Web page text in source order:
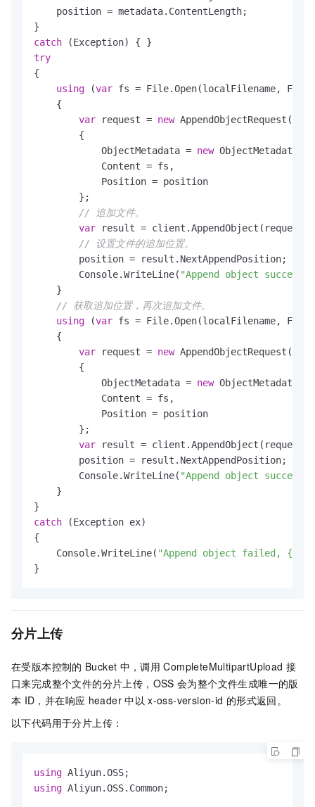
    position = metadata.ContentLength;
catch
try
{
using (var fs = File.Open(localFilename,
    {
var request = new
        {
            ObjectMetadata =
new ObjectMetadata(),
            Content = fs,
            Position = position
        };
// 追加文件。
var result = client.AppendObject(request);
// 设置文件的追加位置。
        position = result.NextAppendPosition;
        Console.WriteLine(
"Append object
    }
// 获取追加位置，再次追加文件。
using (var fs = File.Open(localFilename,
    {
var request = new
        {
            ObjectMetadata =
new ObjectMetadata(),
            Content = fs,
            Position = position
        };
var result = client.AppendObject(request);
        position = result.NextAppendPosition;
        Console.WriteLine(
"Append object
    }
catch (Exception ex)
{
    Console.WriteLine(
"Append object failed, {0}"
}
分片上传
在受版本控制的 Bucket 中，调用 CompleteMultipartUpload 接
口来完成整个文件的分片上传，OSS 会为整个文件生成唯一的版
本 ID，并在响应 header 中以 x-oss-version-id 的形式返回。
以下代码用于分片上传：
using
using Aliyun.OSS.Common;